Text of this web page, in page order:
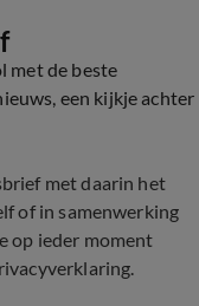
met de beste
een kijkje achter
met daarin het
of in samenwerking
op ieder moment
.